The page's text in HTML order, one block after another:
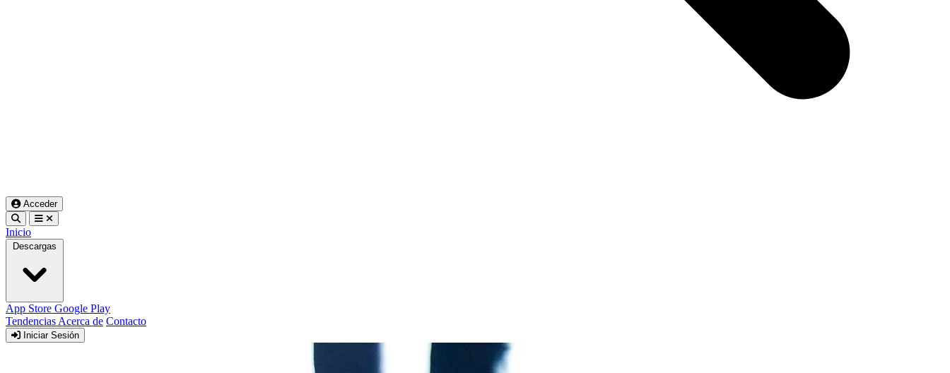
Acceder
Inicio
Descargas
App Store Google Play
Tendencias Acerca de Contacto
Iniciar Sesión